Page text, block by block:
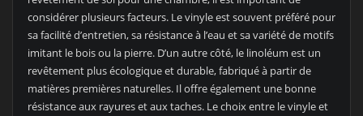
considérer plusieurs facteurs. Le vinyle est souvent préféré pour
sa facilité d’entretien, sa résistance à l’eau et sa variété de motifs
imitant le bois ou la pierre. D’un autre côté, le linoléum est un
revêtement plus écologique et durable, fabriqué à partir de
matières premières naturelles. Il offre également une bonne
résistance aux rayures et aux taches. Le choix entre le vinyle et